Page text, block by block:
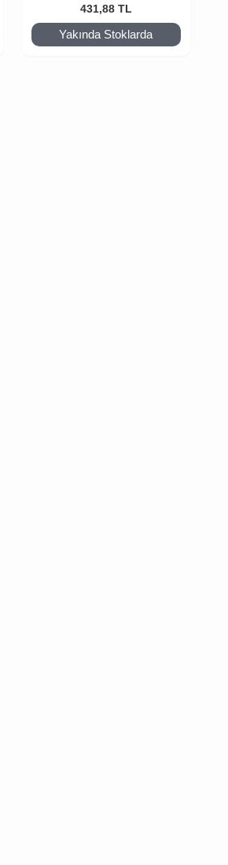
Ekran koruyucu Kırılmaz Film
Beyaz
431,88 TL
Yakında Stoklarda